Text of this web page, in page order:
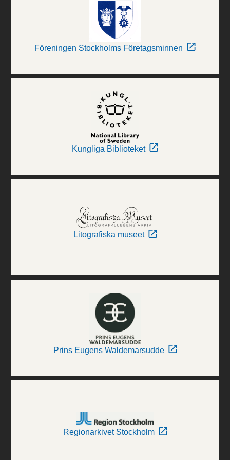
Föreningen Stockholms Företagsminnen
Kungliga Biblioteket
Litografiska museet
Prins Eugens Waldemarsudde
Regionarkivet Stockholm